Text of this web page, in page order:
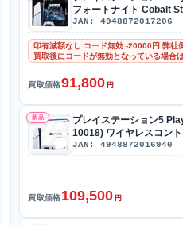
フォートナイト Cobalt
JAN: 4948872017206
印有減額なし コード無効 -20000円 弊社
買取後にコードが無効となっている場合
買取価格91,800 円
新品
プレイステーション5
10018) ワイヤレスコン
JAN: 4948872016940
買取価格109,500 円